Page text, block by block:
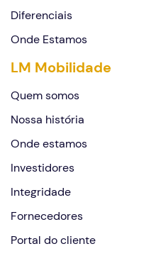
Diferenciais
Onde Estamos
LM Mobilidade
Quem somos
Nossa história
Onde estamos
Investidores
Integridade
Fornecedores
Portal do cliente